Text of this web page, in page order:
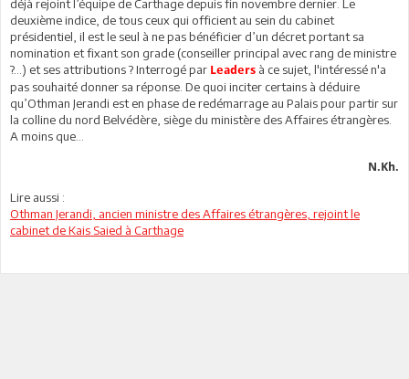
déjà rejoint l’équipe de Carthage depuis fin novembre dernier. Le
deuxième indice, de tous ceux qui officient au sein du cabinet
présidentiel, il est le seul à ne pas bénéficier d’un décret portant sa
nomination et fixant son grade (conseiller principal avec rang de ministre
?...) et ses attributions ? Interrogé par Leaders à ce sujet, l'intéressé n'a
pas souhaité donner sa réponse. De quoi inciter certains à déduire
qu’Othman Jerandi est en phase de redémarrage au Palais pour partir sur
la colline du nord Belvédère, siège du ministère des Affaires étrangères.
A moins que...
N.Kh.
Lire aussi :
Othman Jerandi, ancien ministre des Affaires étrangères, rejoint le
cabinet de Kais Saied à Carthage